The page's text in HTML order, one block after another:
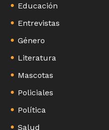
Educación
Entrevistas
Género
Literatura
Mascotas
Policiales
Política
Salud